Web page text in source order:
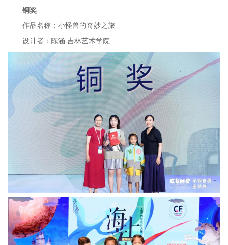
铜奖
作品名称：小怪兽的奇妙之旅
设计者：陈涵 吉林艺术学院